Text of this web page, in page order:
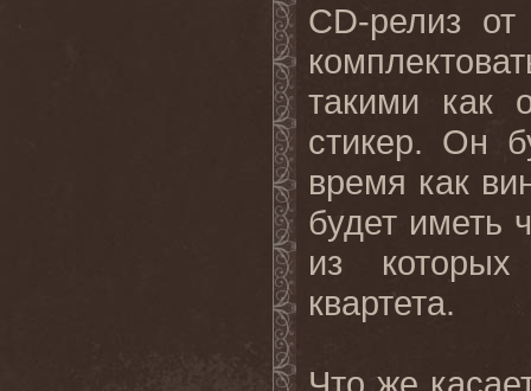
CD-релиз
такими как
стикер. Он
время как
будет иметь
из
квартета.